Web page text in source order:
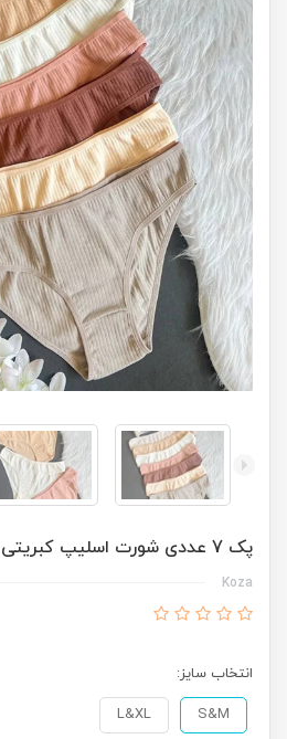
پک 7 عددی شورت اسلیپ کبریتی کوزا
Koza
انتخاب سایز:
S&M
L&XL